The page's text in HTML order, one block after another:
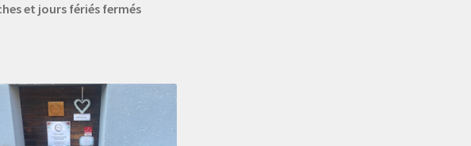
et jours fériés fermés